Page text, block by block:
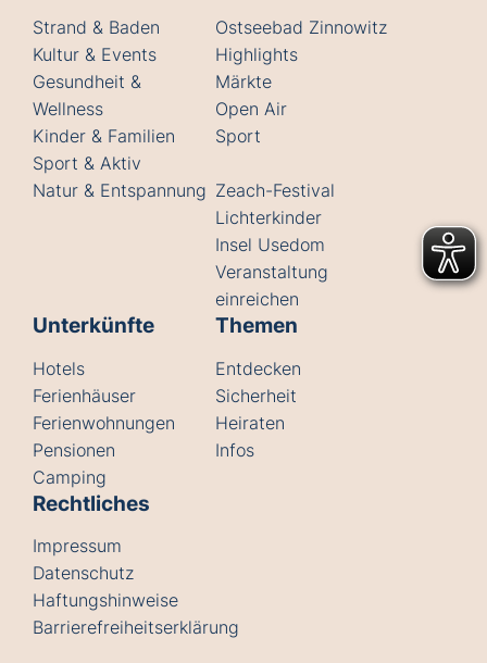
Strand & Baden
Kultur & Events
Gesundheit &
Wellness
Kinder & Familien
Sport & Aktiv
Natur & Entspannung
Ostseebad Zinnowitz
Highlights
Märkte
Open Air
Sport
Zeach-Festival
Lichterkinder
Insel Usedom
Veranstaltung
einreichen
Unterkünfte
Hotels
Ferienhäuser
Ferienwohnungen
Pensionen
Camping
Themen
Entdecken
Sicherheit
Heiraten
Infos
Rechtliches
Impressum
Datenschutz
Haftungshinweise
Barrierefreiheitserklärung